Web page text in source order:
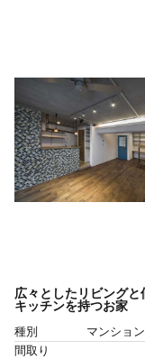
広々としたリビングと
キッチンを持つお家
種別
マンショ
間取り